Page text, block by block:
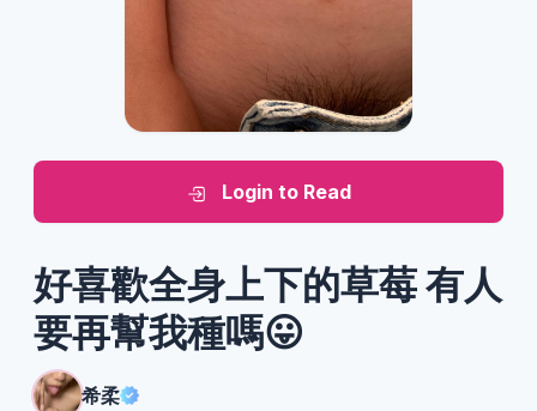
Login to Read
好喜歡全身上下的草莓 有人
要再幫我種嗎😛
希柔